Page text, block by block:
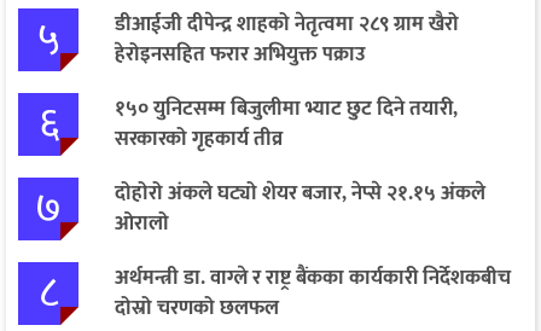
५
डीआईजी दीपेन्द्र शाहको नेतृत्वमा २८९ ग्राम खैरो
हेरोइनसहित फरार अभियुक्त पक्राउ
६
१५० युनिटसम्म बिजुलीमा भ्याट छुट दिने तयारी,
सरकारको गृहकार्य तीव्र
७
दोहोरो अंकले घट्यो शेयर बजार, नेप्से २१.१५ अंकले
ओरालो
८
अर्थमन्त्री डा. वाग्ले र राष्ट्र बैंकका कार्यकारी निर्देशकबीच
दोस्रो चरणको छलफल